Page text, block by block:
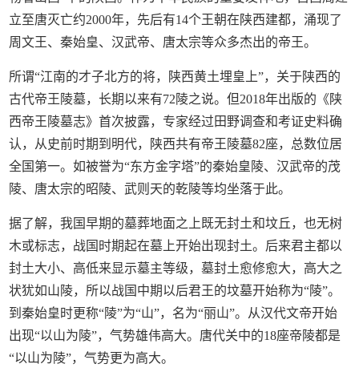
立至唐灭亡约2000年，先后有14个王朝在陕西建都，涌现了
周文王、秦始皇、汉武帝、唐太宗等众多杰出的帝王。
所谓“江南的才子北方的将，陕西黄土埋皇上”，关于陕西的
古代帝王陵墓，长期以来有72陵之说。但2018年出版的《陕
西帝王陵墓志》首次披露，专家经过田野调查和考证史料确
认，从史前时期到明代，陕西共有帝王陵墓82座，总数位居
全国第一。如被誉为“东方金字塔”的秦始皇陵、汉武帝的茂
陵、唐太宗的昭陵、武则天的乾陵等均坐落于此。
据了解，我国早期的墓葬地面之上既无封土和坟丘，也无树
木或标志，战国时期起在墓上开始出现封土。后来君主都以
封土大小、高低来显示墓主等级，墓封土愈修愈大，高大之
状犹如山陵，所以战国中期以后君王的坟墓开始称为“陵”。
到秦始皇时更称“陵”为“山”，名为“丽山”。从汉代文帝开始
出现“以山为陵”，气势雄伟高大。唐代关中的18座帝陵都是
“以山为陵”，气势更为高大。